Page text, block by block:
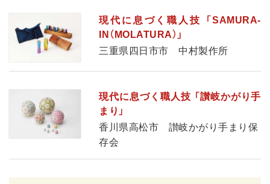
現代に息づく職人技 「SAMURA-
IN（MOLATURA）」
三重県四日市市 中村製作所
現代に息づく職人技 「讃岐かがり手
まり」
香川県高松市 讃岐かがり手まり保
存会